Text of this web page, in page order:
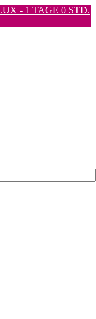
- 1 TAGE 0 STD.